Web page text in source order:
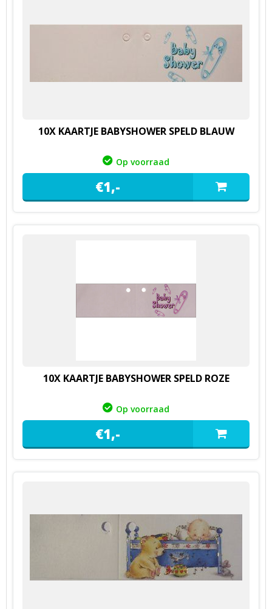
10X KAARTJE BABYSHOWER SPELD BLAUW
Op voorraad
€1,-
10X KAARTJE BABYSHOWER SPELD ROZE
Op voorraad
€1,-